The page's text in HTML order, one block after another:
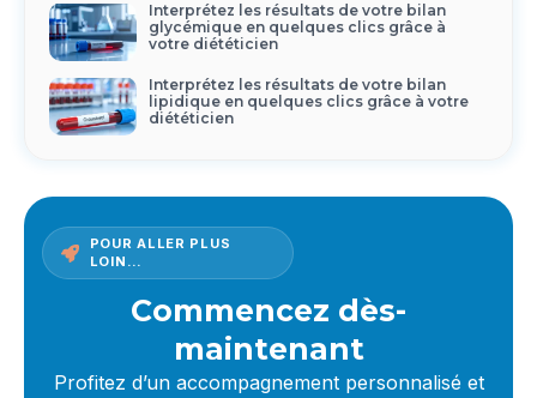
Interprétez les résultats de votre bilan
glycémique en quelques clics grâce à
votre diététicien
Interprétez les résultats de votre bilan
lipidique en quelques clics grâce à votre
diététicien
POUR ALLER PLUS
LOIN…
Commencez dès-
maintenant
Profitez d’un accompagnement personnalisé et